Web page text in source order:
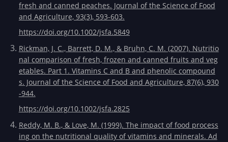
fresh and canned peaches. Journal of the Science of Food
and Agriculture, 93(3), 593-603.
https://doi.org/10.1002/jsfa.5849
Rickman, J. C., Barrett, D. M., & Bruhn, C. M. (2007). Nutritio
nal comparison of fresh, frozen and canned fruits and veg
etables. Part 1. Vitamins C and B and phenolic compound
s. Journal of the Science of Food and Agriculture, 87(6), 930
-944.
https://doi.org/10.1002/jsfa.2825
Reddy, M. B., & Love, M. (1999). The impact of food process
ing on the nutritional quality of vitamins and minerals. Ad